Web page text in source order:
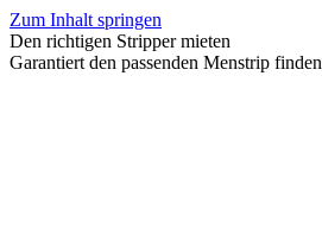
Zum Inhalt springen
Den richtigen Stripper mieten
Garantiert den passenden Menstrip finden